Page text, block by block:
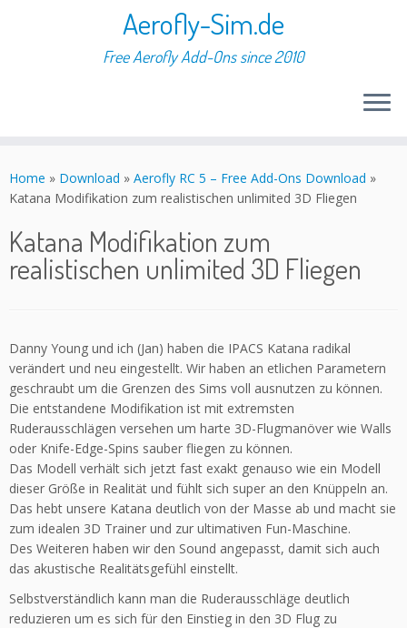
to
content
Aerofly-Sim.de
Free Aerofly Add-Ons since 2010
Home » Download » Aerofly RC 5 – Free Add-Ons Download »
Katana Modifikation zum realistischen unlimited 3D Fliegen
Katana Modifikation zum
realistischen unlimited 3D Fliegen
Danny Young und ich (Jan) haben die IPACS Katana radikal
verändert und neu eingestellt. Wir haben an etlichen Parametern
geschraubt um die Grenzen des Sims voll ausnutzen zu können.
Die entstandene Modifikation ist mit extremsten
Ruderausschlägen versehen um harte 3D-Flugmanöver wie Walls
oder Knife-Edge-Spins sauber fliegen zu können.
Das Modell verhält sich jetzt fast exakt genauso wie ein Modell
dieser Größe in Realität und fühlt sich super an den Knüppeln an.
Das hebt unsere Katana deutlich von der Masse ab und macht sie
zum idealen 3D Trainer und zur ultimativen Fun-Maschine.
Des Weiteren haben wir den Sound angepasst, damit sich auch
das akustische Realitätsgefühl einstellt.
Selbstverständlich kann man die Ruderausschläge deutlich
reduzieren um es sich für den Einstieg in den 3D Flug zu